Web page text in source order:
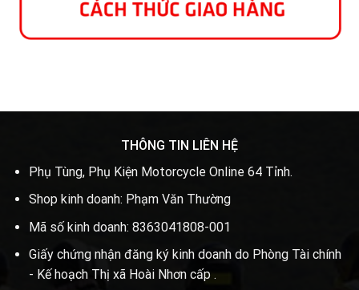
THÔNG TIN LIÊN HỆ
Phụ Tùng, Phụ Kiện Motorcycle Online 64 Tỉnh.
Shop kinh doanh: Phạm Văn Thường
Mã số kinh doanh: 8363041808-001
Giấy chứng nhận đăng ký kinh doanh do Phòng Tài chính
- Kế hoạch Thị xã Hoài Nhơn cấp .